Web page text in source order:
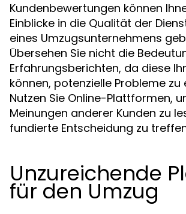
Kundenbewertungen können
Einblicke in die Qualität der
eines Umzugsunternehmens
Übersehen Sie nicht die
Erfahrungsberichten, da diese
können, potenzielle Probleme zu
Nutzen Sie Online-Plattformen,
Meinungen anderer Kunden zu
fundierte Entscheidung zu
Unzureichende
für den Umzug